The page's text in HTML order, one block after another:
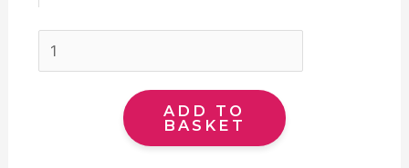
ADD TO
BASKET